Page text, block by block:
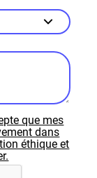
que mes
dans
éthique et